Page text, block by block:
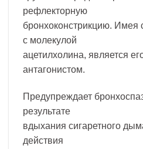
рефлекторную
бронхоконстрикцию. Имея
с молекулой
ацетилхолина, является
антагонистом.
Предупреждает
результате
вдыхания сигаретного
действия